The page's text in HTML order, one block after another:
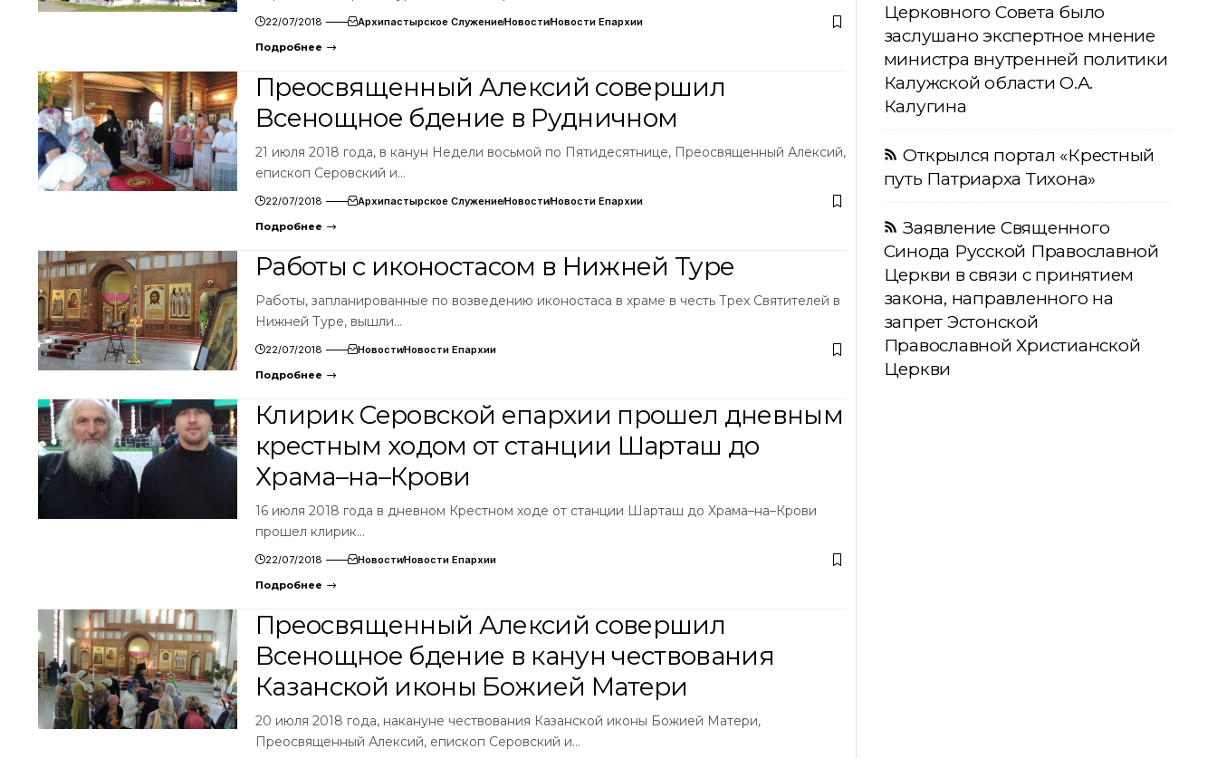
22/07/2018 Архипастырское СлужениеНовостиНовости Епархии
Подробнее
Преосвященный Алексий совершил
Всенощное бдение в Рудничном
21 июля 2018 года, в канун Недели восьмой по Пятидесятнице, Преосвященный Алексий,
епископ Серовский и…
22/07/2018 Архипастырское СлужениеНовостиНовости Епархии
Подробнее
Работы с иконостасом в Нижней Туре
Работы, запланированные по возведению иконостаса в храме в честь Трех Святителей в
Нижней Туре, вышли…
22/07/2018 НовостиНовости Епархии
Подробнее
Клирик Серовской епархии прошел дневным
крестным ходом от станции Шарташ до
Храма–на–Крови
16 июля 2018 года в дневном Крестном ходе от станции Шарташ до Храма–на–Крови
прошел клирик…
22/07/2018 НовостиНовости Епархии
Подробнее
Преосвященный Алексий совершил
Всенощное бдение в канун чествования
Казанской иконы Божией Матери
20 июля 2018 года, накануне чествования Казанской иконы Божией Матери,
Преосвященный Алексий, епископ Серовский и…
Церковного Совета было
заслушано экспертное мнение
министра внутренней политики
Калужской области О.А.
Калугина
Открылся портал «Крестный
путь Патриарха Тихона»
Заявление Священного
Синода Русской Православной
Церкви в связи с принятием
закона, направленного на
запрет Эстонской
Православной Христианской
Церкви